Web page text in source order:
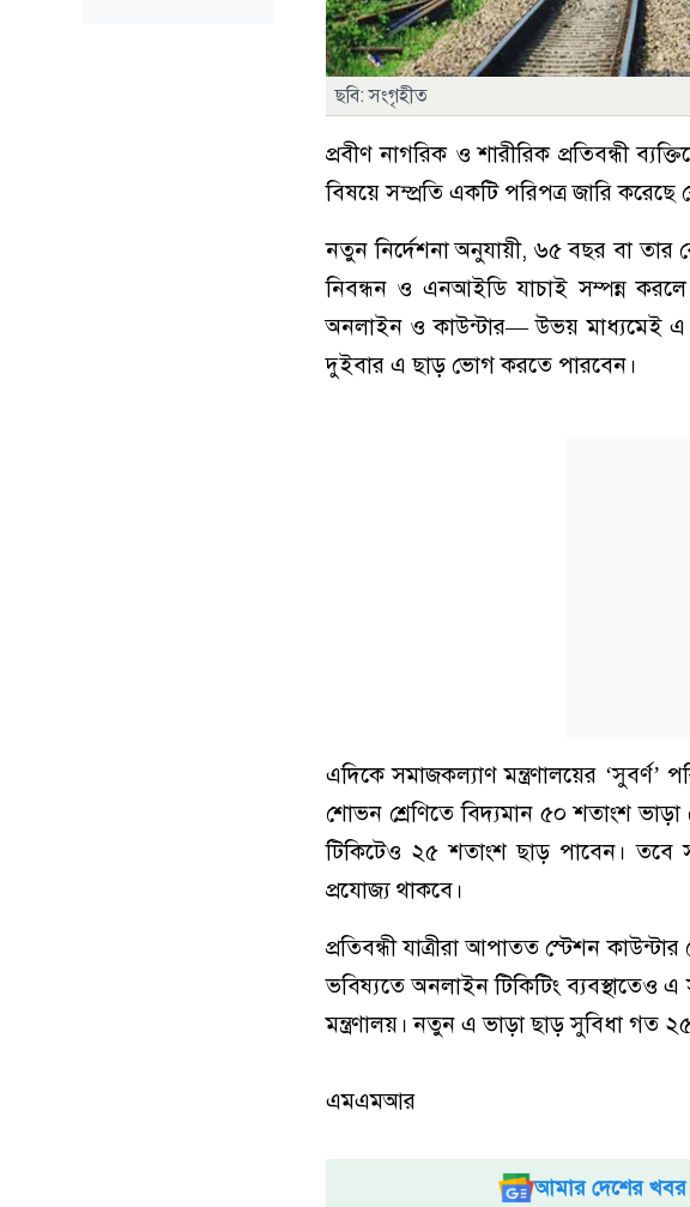
ছবি: সংগৃহীত
প্রবীণ নাগরিক ও শারীরিক প্রতিবন্ধী
বিষয়ে সম্প্রতি একটি পরিপত্র জারি করেছে
নতুন নির্দেশনা অনুযায়ী, ৬৫ বছর বা তার
নিবন্ধন ও এনআইডি যাচাই সম্পন্ন
অনলাইন ও কাউন্টার— উভয় মাধ্যমেই এ
দুইবার এ ছাড় ভোগ করতে পারবেন।
এদিকে সমাজকল্যাণ মন্ত্রণালয়ের ‘সুবর্ণ’
শোভন শ্রেণিতে বিদ্যমান ৫০ শতাংশ ভাড়া
টিকিটেও ২৫ শতাংশ ছাড় পাবেন। তবে
প্রযোজ্য থাকবে।
প্রতিবন্ধী যাত্রীরা আপাতত স্টেশন
ভবিষ্যতে অনলাইন টিকিটিং ব্যবস্থাতেও
মন্ত্রণালয়। নতুন এ ভাড়া ছাড় সুবিধা গত
এমএমআর
আমার দেশের